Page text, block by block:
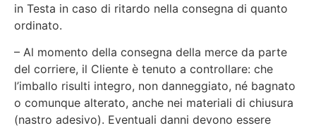
in Testa in caso di ritardo nella consegna di quanto
ordinato.
– Al momento della consegna della merce da parte
del corriere, il Cliente è tenuto a controllare: che
l’imballo risulti integro, non danneggiato, né bagnato
o comunque alterato, anche nei materiali di chiusura
(nastro adesivo). Eventuali danni devono essere